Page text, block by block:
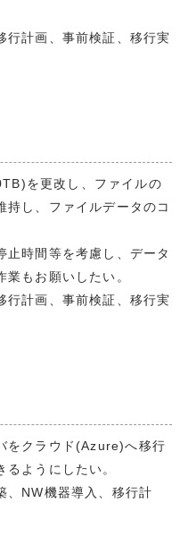
行計画、事前検証、移行実
を更改し、ファイルの
持し、ファイルデータのコ
止時間等を考慮し、データ
もお願いしたい。
行計画、事前検証、移行実
をクラウド(Azure)へ移行
ようにしたい。
、NW機器導入、移行計